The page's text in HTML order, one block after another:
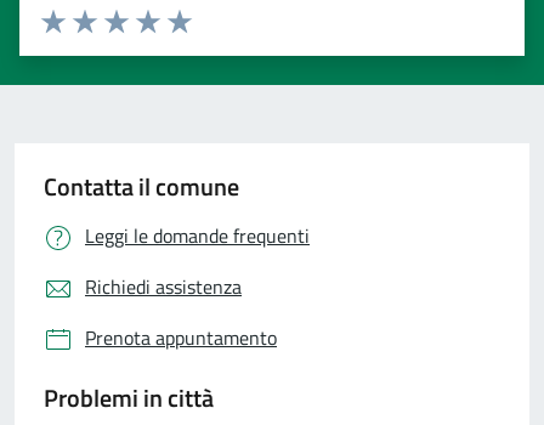
Valuta 5 stelle su 5
Valuta 4 stelle su 5
Valuta 3 stelle su 5
Valuta 2 stelle su 5
Valuta 1 stelle su 5
Contatta il comune
Leggi le domande frequenti
Richiedi assistenza
Prenota appuntamento
Problemi in città